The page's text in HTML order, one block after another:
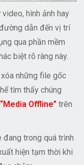
hình ảnh hay
dẫn đến vị trí
qua phần mềm
biệt rõ ràng này.
những file gốc
tìm thấy chúng
“Media Offline” trên
đang trong quá trình
hiện tạm thời khi